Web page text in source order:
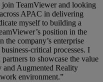
TeamViewer and looking
APAC in delivering
myself to building a
position in the
the company’s enterprise
critical processes. I
to showcase the value
and Augmented Reality
environment.”